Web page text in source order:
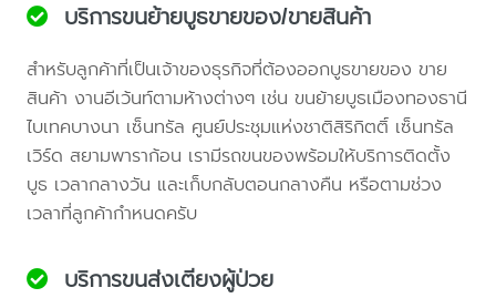
บริการขนย้ายบูธขายของ/ขายสินค้า
สำหรับลูกค้าที่เป็นเจ้าของธุรกิจที่ต้องออกบูธขายของ ขาย
สินค้า งานอีเว้นท์ตามห้างต่างๆ เช่น ขนย้ายบูธเมืองทองธานี
ไบเทคบางนา เซ็นทรัล ศูนย์ประชุมแห่งชาติสิริกิตติ์ เซ็นทรัล
เวิร์ด สยามพาราก้อน เรามีรถขนของพร้อมให้บริการติดตั้ง
บูธ เวลากลางวัน และเก็บกลับตอนกลางคืน หรือตามช่วง
เวลาที่ลูกค้ากำหนดครับ
บริการขนส่งเตียงผู้ป่วย